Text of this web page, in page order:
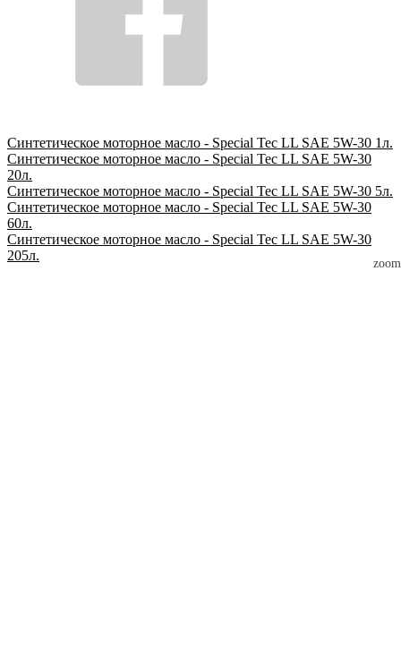
zoom
Синтетическое моторное масло - Special Tec LL SAE 5W-30 1л.
Синтетическое моторное масло - Special Tec LL SAE 5W-30
20л.
Синтетическое моторное масло - Special Tec LL SAE 5W-30 5л.
Синтетическое моторное масло - Special Tec LL SAE 5W-30
60л.
Синтетическое моторное масло - Special Tec LL SAE 5W-30
205л.